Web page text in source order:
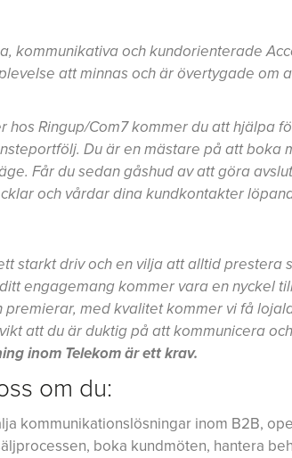
kommunikativa och kundorienterade
att minnas och är övertygade om
hos Ringup/Com7 kommer du att hjälpa
Du är en mästare på att boka
Får du sedan gåshud av att göra
och vårdar dina kundkontakter
starkt driv och en vilja att alltid
engagemang kommer vara en nyckel
premierar, med kvalitet kommer vi få
att du är duktig på att kommunicera
inom Telekom är ett krav.
om du:
kommunikationslösningar inom B2B,
boka kundmöten, hantera